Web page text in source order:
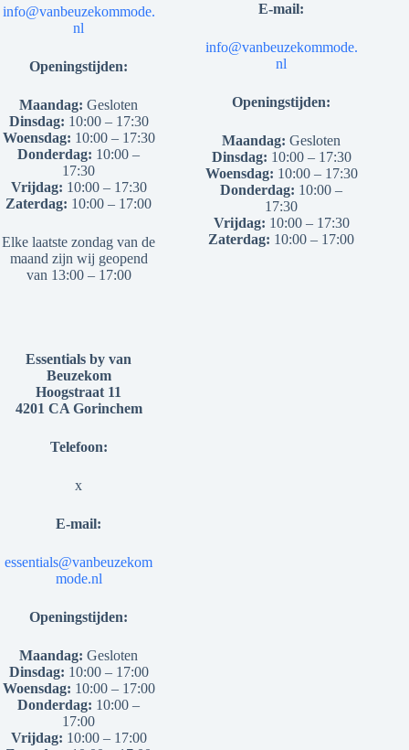
info@vanbeuzekommode.
nl
Openingstijden:
Maandag: Gesloten
Dinsdag: 10:00 – 17:30
Woensdag: 10:00 – 17:30
Donderdag: 10:00 –
17:30
Vrijdag: 10:00 – 17:30
Zaterdag: 10:00 – 17:00
Elke laatste zondag van de
maand zijn wij geopend
van 13:00 – 17:00
E-mail:
info@vanbeuzekommode.
nl
Openingstijden:
Maandag: Gesloten
Dinsdag: 10:00 – 17:30
Woensdag: 10:00 – 17:30
Donderdag: 10:00 –
17:30
Vrijdag: 10:00 – 17:30
Zaterdag: 10:00 – 17:00
Essentials by van
Beuzekom
Hoogstraat 11
4201 CA Gorinchem
Telefoon:
x
E-mail:
essentials@vanbeuzekom
mode.nl
Openingstijden:
Maandag: Gesloten
Dinsdag: 10:00 – 17:00
Woensdag: 10:00 – 17:00
Donderdag: 10:00 –
17:00
Vrijdag: 10:00 – 17:00